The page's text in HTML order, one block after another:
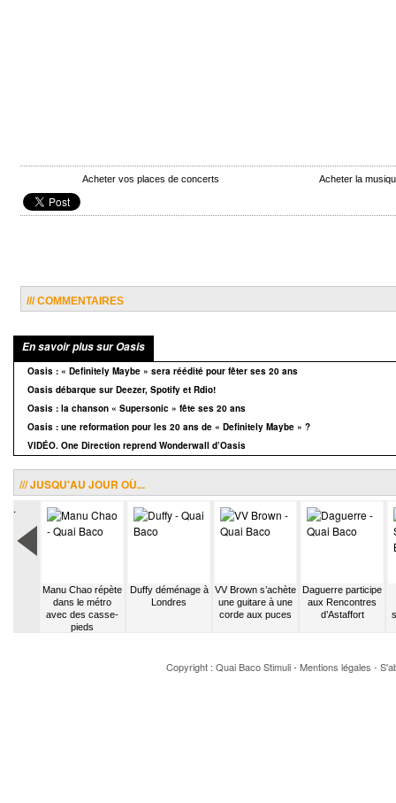
Acheter vos places de concerts Acheter la
/// COMMENTAIRES
En savoir plus sur Oasis
Oasis : « Definitely Maybe » sera réédité pour fêter ses 20 ans
Oasis débarque sur Deezer, Spotify et Rdio!
Oasis : la chanson « Supersonic » fête ses 20 ans
Oasis : une reformation pour les 20 ans de « Definitely Maybe » ?
VIDÉO. One Direction reprend Wonderwall d’Oasis
/// JUSQU'AU JOUR OÙ...
.
Manu Chao répète
dans le métro
avec des casse-
pieds
Duffy déménage à
Londres
VV Brown s’achète
une guitare à une
corde aux puces
Daguerre participe
aux Rencontres
d’Astaffort
Copyright : Quai BacoStimuli- Mentions légales -